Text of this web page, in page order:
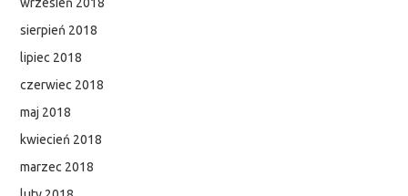
sierpień 2018
lipiec 2018
czerwiec 2018
maj 2018
kwiecień 2018
marzec 2018